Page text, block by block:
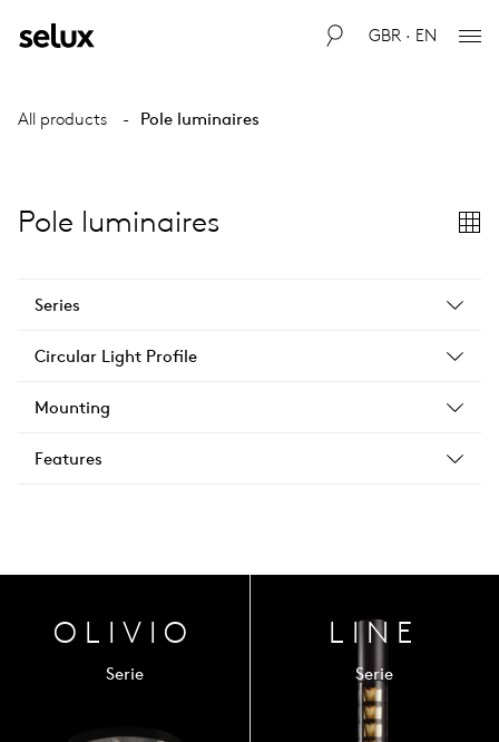
GBR · EN
All products Pole luminaires
Pole luminaires
Series
Circular Light Profile
Mounting
Features
OLIVIO
Serie
LINE
Serie